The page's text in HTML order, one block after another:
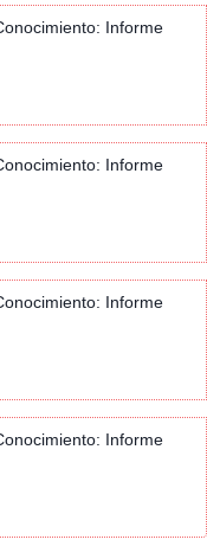
Informe
Informe
Informe
Informe